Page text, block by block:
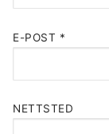
E-POST *
NETTSTED